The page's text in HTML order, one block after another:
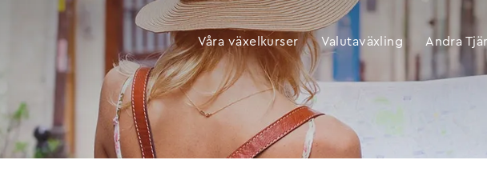
Våra växelkurser Valutaväxling Andra